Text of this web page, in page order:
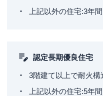
上記以外の住宅:3年間
認定長期優良住宅
3階建て以上で耐火構
上記以外の住宅:5年間